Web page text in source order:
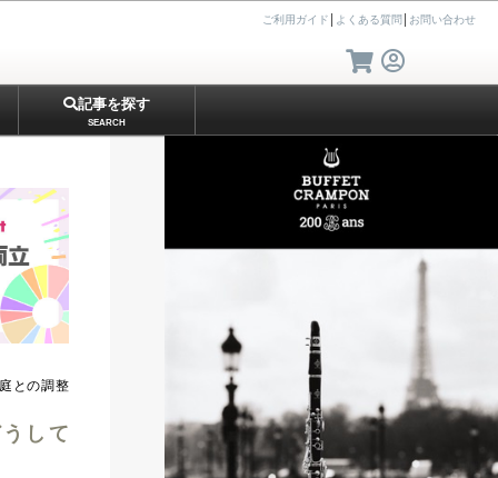
ご利用ガイド よくある質問 お問い合わせ
記事を探す
SEARCH
との調整
して